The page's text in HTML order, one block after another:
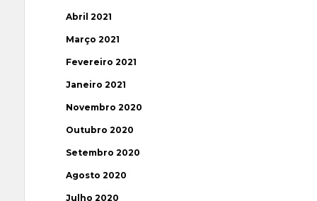
Abril 2021
Março 2021
Fevereiro 2021
Janeiro 2021
Novembro 2020
Outubro 2020
Setembro 2020
Agosto 2020
Julho 2020